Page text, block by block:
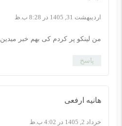
اردیبهشت 31, 1405 در 8:28 ب.ظ
من لینکو پر کردم کی بهم خبر میدین
پاسخ
هانیه ارفعی
خرداد 2, 1405 در 4:02 ب.ظ